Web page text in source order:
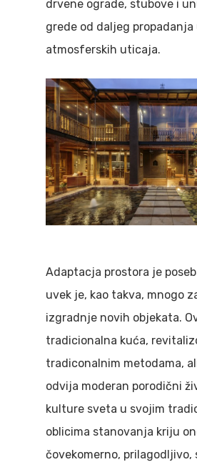
drvene ograde, stubove i
grede od daljeg propadanja
atmosferskih uticaja.
Adaptacja prostora je
uvek je, kao takva, mnogo
izgradnje novih objekata.
tradicionalna kuća,
tradiconalnim metodama,
odvija moderan porodični
kulture sveta u svojim
oblicima stanovanja kriju
čovekomerno, prilagodljivo,